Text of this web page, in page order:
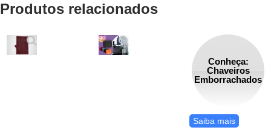
Produtos relacionados
Conheça:
Chaveiros
Emborrachados
Saiba mais